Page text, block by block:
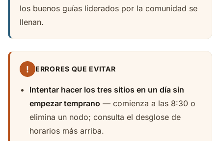
los buenos guías liderados por la comunidad se
llenan.
! ERRORES QUE EVITAR
Intentar hacer los tres sitios en un día sin
empezar temprano — comienza a las 8:30 o
elimina un nodo; consulta el desglose de
horarios más arriba.